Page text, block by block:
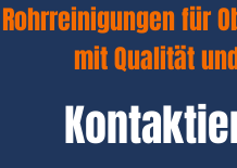
Rohrreinigungen für
mit Qualität